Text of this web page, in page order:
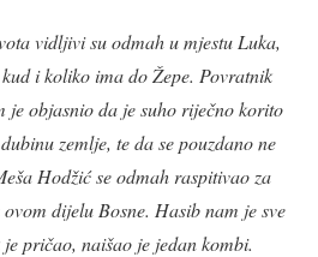
vidljivi su odmah u mjestu Luka,
i koliko ima do Žepe. Povratnik
je objasnio da je suho riječno korito
zemlje, te da se pouzdano ne
Hodžić se odmah raspitivao za
dijelu Bosne. Hasib nam je sve
pričao, naišao je jedan kombi.